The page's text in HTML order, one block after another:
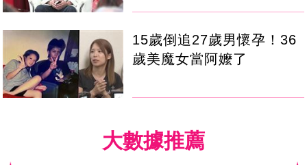
15歲倒追27歲男懷孕！36
歲美魔女當阿嬤了
大數據推薦